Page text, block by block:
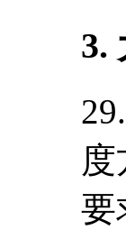
3.
要